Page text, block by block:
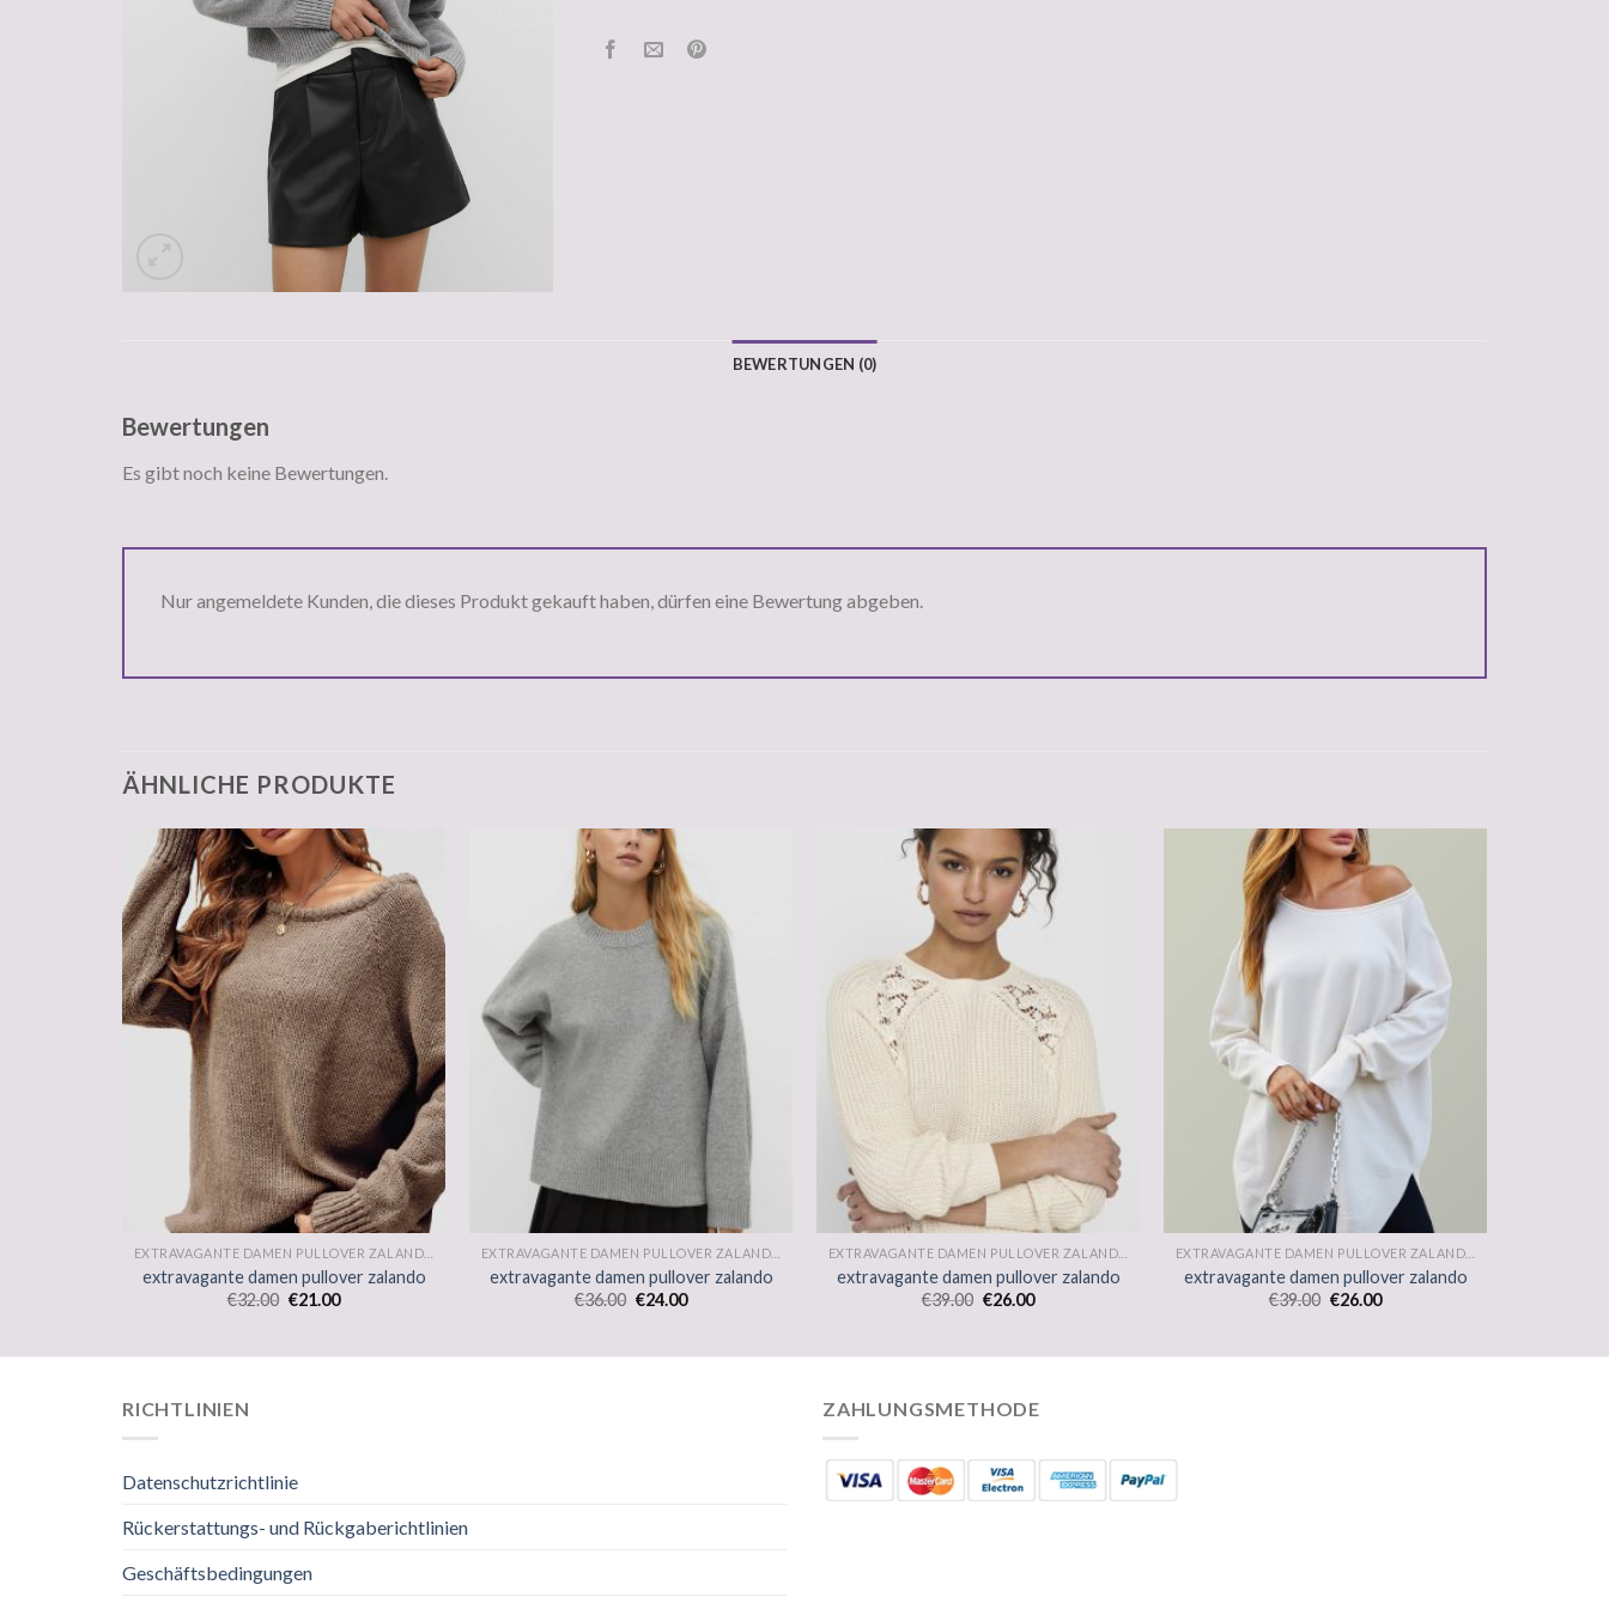
BEWERTUNGEN (0)
Bewertungen
Es gibt noch keine Bewertungen.
Nur angemeldete Kunden, die dieses Produkt gekauft haben, dürfen eine Bewertung abgeben.
ÄHNLICHE PRODUKTE
extravagante damen pullover zalando
€32.00 €21.00
extravagante damen pullover zalando
€36.00 €24.00
extravagante damen pullover zalando
€39.00 €26.00
extravagante damen pullover zalando
€39.00 €26.00
RICHTLINIEN
Datenschutzrichtlinie
Rückerstattungs- und Rückgaberichtlinien
Geschäftsbedingungen
ZAHLUNGSMETHODE